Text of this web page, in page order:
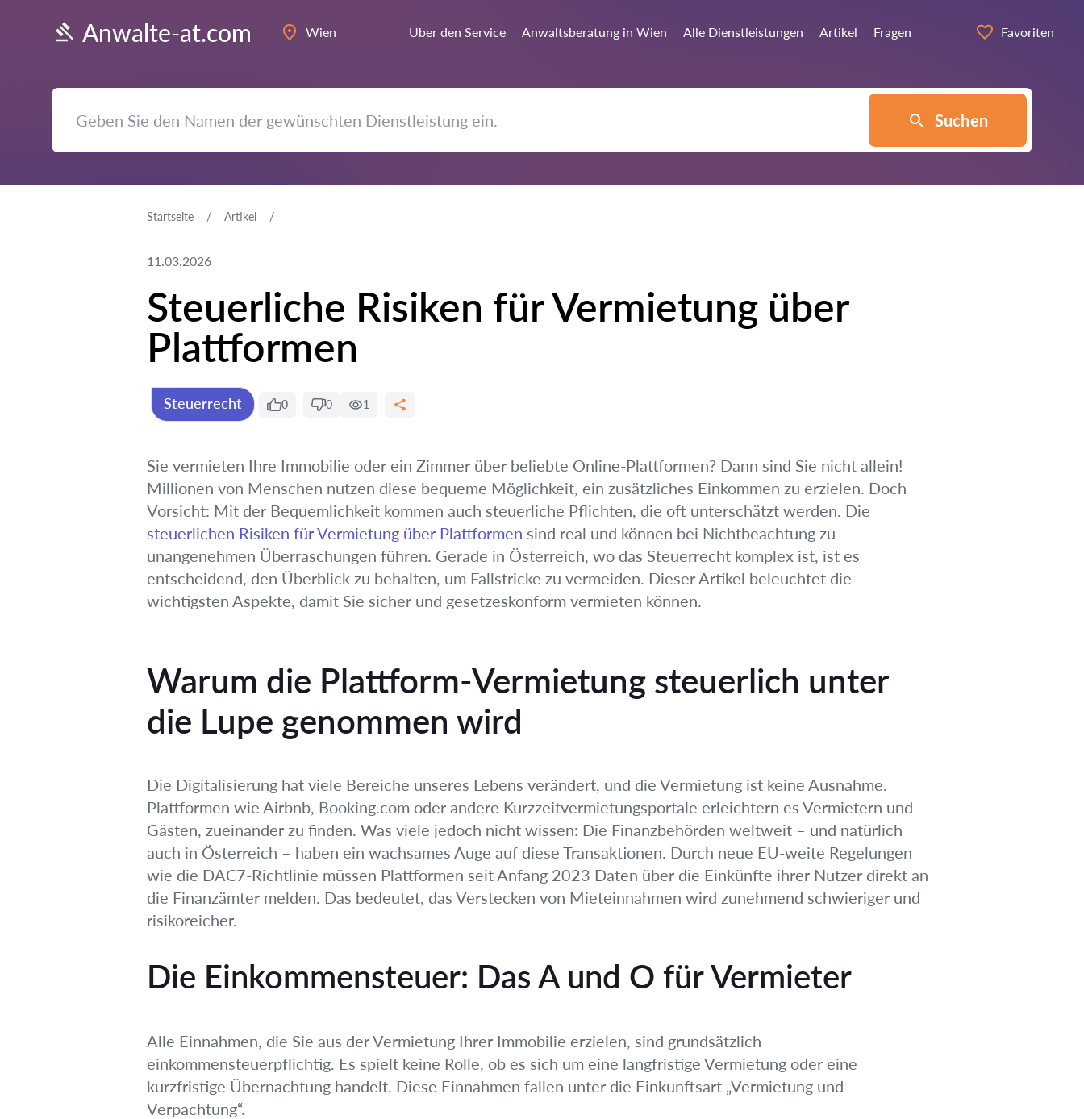
Anwalte-at.com Wien Über den Service Anwaltsberatung in Wien Alle Dienstleistungen Artikel Fragen Favoriten
Suchen
Startseite Artikel
11.03.2026
Steuerliche Risiken für Vermietung über
Plattformen
Steuerrecht 0 0 1
Sie vermieten Ihre Immobilie oder ein Zimmer über beliebte Online-Plattformen? Dann sind Sie nicht allein!
Millionen von Menschen nutzen diese bequeme Möglichkeit, ein zusätzliches Einkommen zu erzielen. Doch
Vorsicht: Mit der Bequemlichkeit kommen auch steuerliche Pflichten, die oft unterschätzt werden. Die
steuerlichen Risiken für Vermietung über Plattformen sind real und können bei Nichtbeachtung zu
unangenehmen Überraschungen führen. Gerade in Österreich, wo das Steuerrecht komplex ist, ist es
entscheidend, den Überblick zu behalten, um Fallstricke zu vermeiden. Dieser Artikel beleuchtet die
wichtigsten Aspekte, damit Sie sicher und gesetzeskonform vermieten können.
Warum die Plattform-Vermietung steuerlich unter
die Lupe genommen wird
Die Digitalisierung hat viele Bereiche unseres Lebens verändert, und die Vermietung ist keine Ausnahme.
Plattformen wie Airbnb, Booking.com oder andere Kurzzeitvermietungsportale erleichtern es Vermietern und
Gästen, zueinander zu finden. Was viele jedoch nicht wissen: Die Finanzbehörden weltweit – und natürlich
auch in Österreich – haben ein wachsames Auge auf diese Transaktionen. Durch neue EU-weite Regelungen
wie die DAC7-Richtlinie müssen Plattformen seit Anfang 2023 Daten über die Einkünfte ihrer Nutzer direkt an
die Finanzämter melden. Das bedeutet, das Verstecken von Mieteinnahmen wird zunehmend schwieriger und
risikoreicher.
Die Einkommensteuer: Das A und O für Vermieter
Alle Einnahmen, die Sie aus der Vermietung Ihrer Immobilie erzielen, sind grundsätzlich
einkommensteuerpflichtig. Es spielt keine Rolle, ob es sich um eine langfristige Vermietung oder eine
kurzfristige Übernachtung handelt. Diese Einnahmen fallen unter die Einkunftsart „Vermietung und
Verpachtung“.